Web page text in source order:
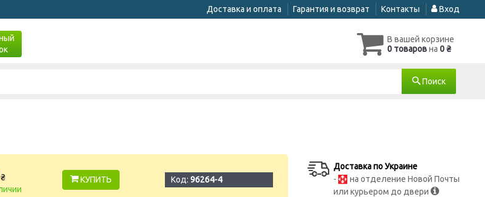
Доставка и оплата Гарантия и возврат Контакты Вход
В вашей корзине
0 товаровна 0 ₴
Поиск
₴
КУПИТЬ Код:96264-4
Доставка по Украине
-
на отделение Новой Почты
или курьером до двери